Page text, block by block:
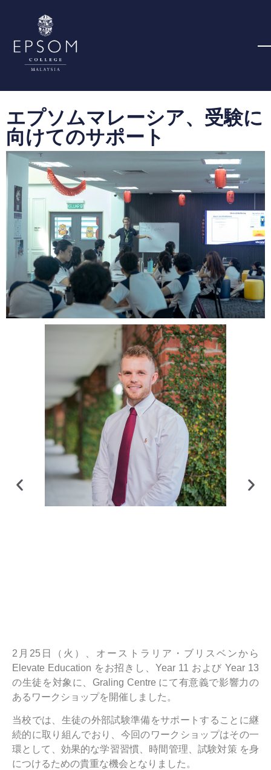
エプソムマレーシア、受験に
向けてのサポート
2月25日（火）、オーストラリア・ブリスベンから
Elevate Education をお招きし、Year 11 および Year 13
の生徒を対象に、Graling Centre にて有意義で影響力の
あるワークショップを開催しました。
当校では、生徒の外部試験準備をサポートすることに継
続的に取り組んでおり、今回のワークショップはその一
環として、効果的な学習習慣、時間管理、試験対策 を身
につけるための貴重な機会となりました。